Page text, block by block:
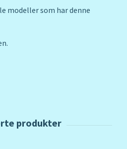
modeller som har denne